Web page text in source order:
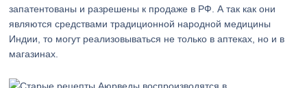
запатентованы и разрешены к продаже в РФ. А так как они
являются средствами традиционной народной медицины
Индии, то могут реализовываться не только в аптеках, но и в
магазинах.